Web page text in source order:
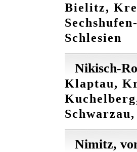
Bielitz,
Schlesien
Nikisch-
Klaptau,
Nimitz,